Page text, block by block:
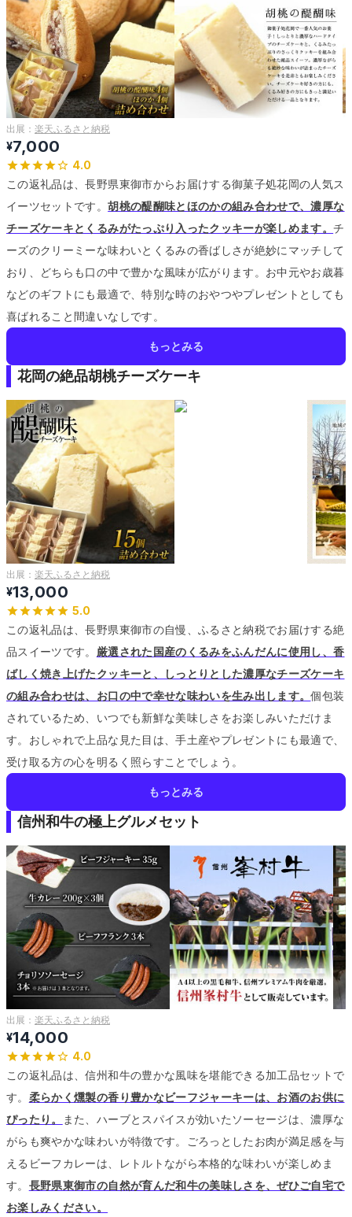
出展： 楽天ふるさと納税
¥7,000
4.0
この返礼品は、長野県東御市からお届けする御菓子処花岡の人気ス
イーツセットです。胡桃の醍醐味とほのかの組み合わせで、濃厚な
チーズケーキとくるみがたっぷり入ったクッキーが楽しめます。チ
ーズのクリーミーな味わいとくるみの香ばしさが絶妙にマッチして
おり、どちらも口の中で豊かな風味が広がります。 お中元やお歳暮
などのギフトにも最適で、特別な時のおやつやプレゼントとしても
喜ばれること間違いなしです。
もっとみる
花岡の絶品胡桃チーズケーキ
出展： 楽天ふるさと納税
¥13,000
5.0
この返礼品は、長野県東御市の自慢、ふるさと納税でお届けする絶
品スイーツです。 厳選された国産のくるみをふんだんに使用し、香
ばしく焼き上げたクッキーと、しっとりとした濃厚なチーズケーキ
の組み合わせは、お口の中で幸せな味わいを生み出します。個包装
されているため、いつでも新鮮な美味しさをお楽しみいただけま
す。 おしゃれで上品な見た目は、手土産やプレゼントにも最適で、
受け取る方の心を明るく照らすことでしょう。
もっとみる
信州和牛の極上グルメセット
出展： 楽天ふるさと納税
¥14,000
4.0
この返礼品は、信州和牛の豊かな風味を堪能できる加工品セットで
す。 柔らかく燻製の香り豊かなビーフジャーキーは、お酒のお供に
ぴったり。
また、ハーブとスパイスが効いたソーセージは、濃厚な
がらも爽やかな味わいが特徴です。
ごろっとしたお肉が満足感を与
えるビーフカレーは、レトルトながら本格的な味わいが楽しめま
す。 長野県東御市の自然が育んだ和牛の美味しさを、ぜひご自宅で
お楽しみください。